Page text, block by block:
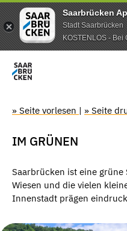
Saarbrücken
Stadt Saarbrücken
KOSTENLOS - Bei
» Seite vorlesen | » Seite
IM GRÜNEN
Saarbrücken ist eine grüne
Wiesen und die vielen
Innenstadt prägen